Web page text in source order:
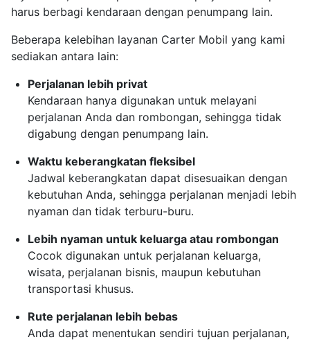
harus berbagi kendaraan dengan penumpang lain.
Beberapa kelebihan layanan Carter Mobil yang kami
sediakan antara lain:
Perjalanan lebih privat
Kendaraan hanya digunakan untuk melayani
perjalanan Anda dan rombongan, sehingga tidak
digabung dengan penumpang lain.
Waktu keberangkatan fleksibel
Jadwal keberangkatan dapat disesuaikan dengan
kebutuhan Anda, sehingga perjalanan menjadi lebih
nyaman dan tidak terburu-buru.
Lebih nyaman untuk keluarga atau rombongan
Cocok digunakan untuk perjalanan keluarga,
wisata, perjalanan bisnis, maupun kebutuhan
transportasi khusus.
Rute perjalanan lebih bebas
Anda dapat menentukan sendiri tujuan perjalanan,